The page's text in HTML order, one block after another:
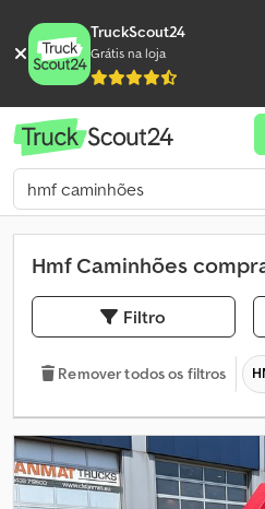
TruckScout24
Grátis na loja
Hmf Caminhões
Filtro
Remover todos os filtros